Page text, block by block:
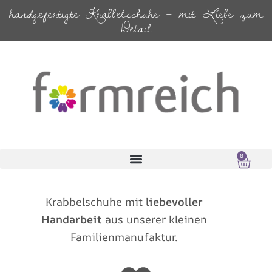
Zum
Inhalt
handgefertigte Krabbelschuhe – mit Liebe zum
Detail
0
Krabbelschuhe mit liebevoller
Handarbeit aus unserer kleinen
Familienmanufaktur.